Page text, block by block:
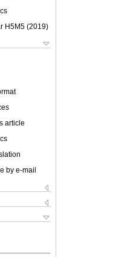
H5M5 (2019)
article
by e-mail